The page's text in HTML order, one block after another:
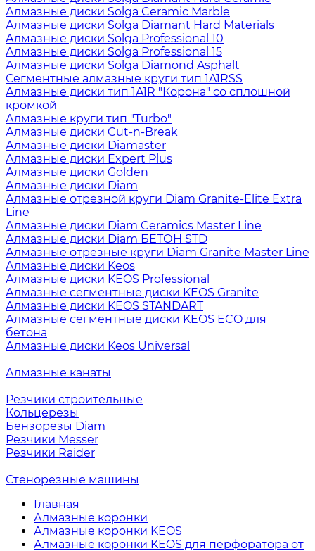
Алмазные диски Solga Ceramic Marble
Алмазные диски Solga Diamant Hard Materials
Алмазные диски Solga Professional 10
Алмазные диски Solga Professional 15
Алмазные диски Solga Diamond Asphalt
Сегментные алмазные круги тип 1A1RSS
Алмазные диски тип 1A1R "Корона" со сплошной
кромкой
Алмазные круги тип "Turbo"
Алмазные диски Cut-n-Break
Алмазные диски Diamaster
Алмазные диски Expert Plus
Алмазные диски Golden
Алмазные диски Diam
Алмазные отрезной круги Diam Granite-Elite Extra
Line
Алмазные диски Diam Ceramics Master Line
Алмазные диски Diam БЕТОН STD
Алмазные отрезные круги Diam Granite Master Line
Алмазные диски Keos
Алмазные диски KEOS Professional
Алмазные сегментные диски KEOS Granite
Алмазные диски KEOS STANDART
Алмазные сегментные диски KEOS ECO для
бетона
Алмазные диски Keos Universal
Алмазные канаты
Резчики строительные
Кольцерезы
Бензорезы Diam
Резчики Messer
Резчики Raider
Стенорезные машины
Главная
Алмазные коронки
Алмазные коронки KEOS
Алмазные коронки KEOS для перфоратора от